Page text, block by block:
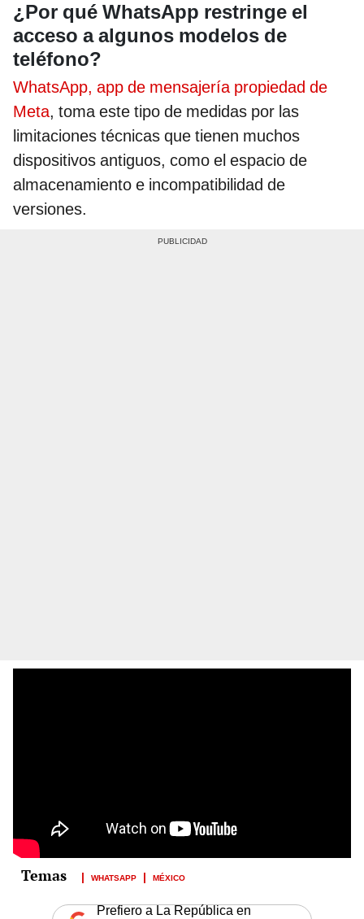
¿Por qué WhatsApp restringe el
acceso a algunos modelos de
teléfono?
WhatsApp, app de mensajería propiedad de
Meta, toma este tipo de medidas por las
limitaciones técnicas que tienen muchos
dispositivos antiguos, como el espacio de
almacenamiento e incompatibilidad de
versiones.
WHATSAPP MÉXICO
Prefiero a La República en